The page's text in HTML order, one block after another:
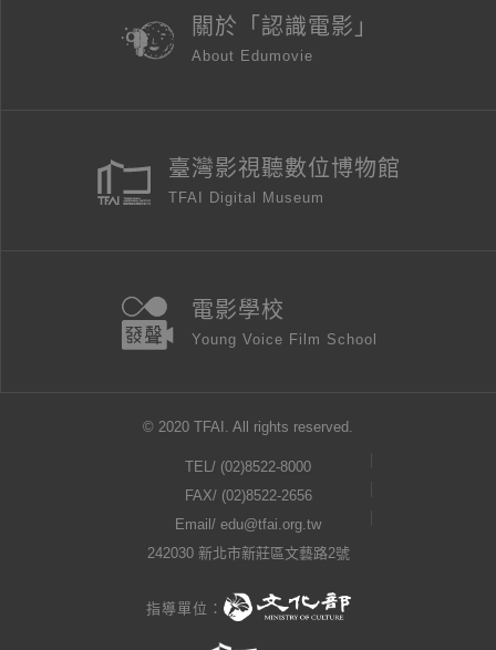
關於「認識電影」
About Edumovie
臺灣影視聽數位博物館
TFAI Digital Museum
電影學校
Young Voice Film School
© 2020 TFAI. All rights reserved.
TEL/ (02)8522-8000
FAX/ (02)8522-2656
Email/ edu@tfai.org.tw
242030 新北市新莊區文藝路2號
指導單位：